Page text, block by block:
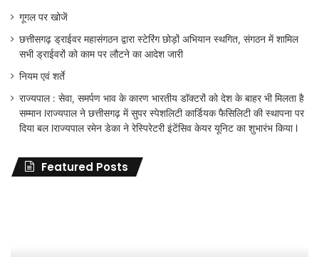
गूगल पर खोजें
छत्तीसगढ़ ड्राईवर महासंगठन द्वारा स्टेरिंग छोड़ों अभियान स्थगित, संगठन में शामिल
सभी ड्राईवरों को काम पर लौटने का आदेश जारी
नियम एवं शर्ते
राज्यपाल : सेवा, समर्पण भाव के कारण भारतीय डॉक्टरों को देश के बाहर भी मिलता है
सम्मान lराज्यपाल ने छत्तीसगढ़ में सुपर स्पेशलिटी कार्डियक फैसिलिटी की स्थापना पर
दिया बल lराज्यपाल रमेन डेका ने रेस्पिरेटरी इंटेंसिव केयर यूनिट का शुभारंभ किया l
Featured Posts